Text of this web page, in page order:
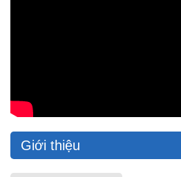
Giới thiệu